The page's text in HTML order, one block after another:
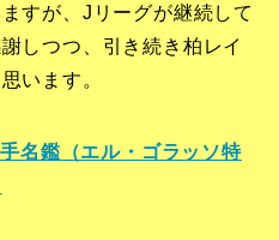
すが、Jリーグが継続して
しつつ、引き続き柏レイ
います。
名鑑（エル・ゴラッソ特